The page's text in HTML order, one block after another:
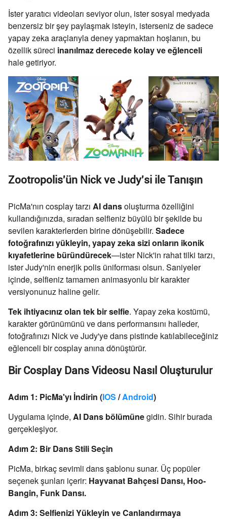
İster yaratıcı videoları seviyor olun, ister sosyal medyada
benzersiz bir şey paylaşmak isteyin, isterseniz de sadece
yapay zeka araçlarıyla deney yapmaktan hoşlanın, bu
özellik süreci inanılmaz derecede kolay ve eğlenceli
hale getiriyor.
Zootropolis'ün Nick ve Judy'si ile Tanışın
PicMa'nın cosplay tarzı AI dansoluşturma özelliğini
kullandığınızda, sıradan selfieniz büyülü bir şekilde bu
sevilen karakterlerden birine dönüşebilir. Sadece
fotoğrafınızı yükleyin, yapay zeka sizi onların ikonik
kıyafetlerine büründürecek—ister Nick'in rahat tilki tarzı,
ister Judy'nin enerjik polis üniforması olsun. Saniyeler
içinde, selfieniz tamamen animasyonlu bir karakter
versiyonunuz haline gelir.
Tek ihtiyacınız olan tek bir selfie. Yapay zeka kostümü,
karakter görünümünü ve dans performansını halleder,
fotoğrafınızı Nick ve Judy'ye dans pistinde katılabileceğiniz
eğlenceli bir cosplay anına dönüştürür.
Bir Cosplay Dans Videosu Nasıl Oluşturulur
Adım 1: PicMa'yı İndirin (IOS /Android)
Uygulama içinde, AI Dans bölümünegidin. Sihir burada
gerçekleşiyor.
Adım 2: Bir Dans Stili Seçin
PicMa, birkaç sevimli dans şablonu sunar. Üç popüler
seçenek şunları içerir: Hayvanat Bahçesi Dansı, Hoo-
Bangin, Funk Dansı.
Adım 3: Selfienizi Yükleyin ve Canlandırmaya